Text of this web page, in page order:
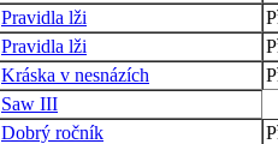
Pravidla lži
Pravidla lži
Kráska v nesnázích
Saw III
Dobrý ročník